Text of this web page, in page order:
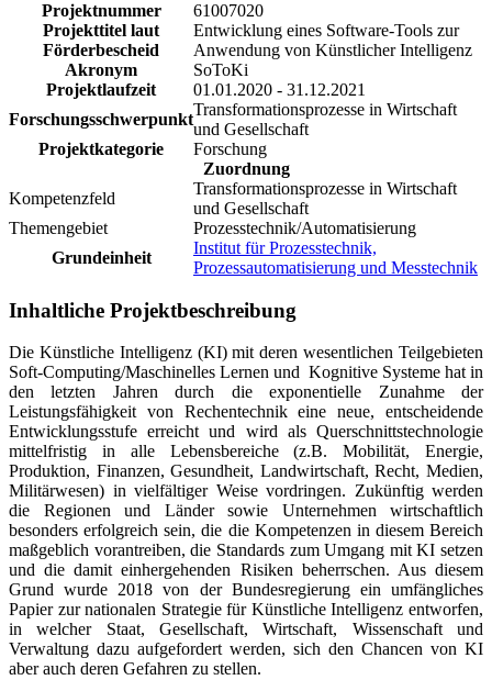
Projektnummer
61007020
Projekttitel laut
Förderbescheid
Entwicklung eines Software-Tools zur
Anwendung von Künstlicher Intelligenz
Akronym
SoToKi
Projektlaufzeit
01.01.2020 - 31.12.2021
Forschungsschwerpunkt
Transformationsprozesse in Wirtschaft
und Gesellschaft
Projektkategorie
Forschung
Zuordnung
Kompetenzfeld
Transformationsprozesse in Wirtschaft
und Gesellschaft
Themengebiet
Prozesstechnik/Automatisierung
Grundeinheit
Institut für Prozesstechnik,
Prozessautomatisierung und Messtechnik
Inhaltliche Projektbeschreibung
Die Künstliche Intelligenz (KI) mit deren wesentlichen Teilgebieten
Soft-Computing/Maschinelles Lernen und Kognitive Systeme hat in
den letzten Jahren durch die exponentielle Zunahme der
Leistungsfähigkeit von Rechentechnik eine neue, entscheidende
Entwicklungsstufe erreicht und wird als Querschnittstechnologie
mittelfristig in alle Lebensbereiche (z.B. Mobilität, Energie,
Produktion, Finanzen, Gesundheit, Landwirtschaft, Recht, Medien,
Militärwesen) in vielfältiger Weise vordringen. Zukünftig werden
die Regionen und Länder sowie Unternehmen wirtschaftlich
besonders erfolgreich sein, die die Kompetenzen in diesem Bereich
maßgeblich vorantreiben, die Standards zum Umgang mit KI setzen
und die damit einhergehenden Risiken beherrschen. Aus diesem
Grund wurde 2018 von der Bundesregierung ein umfängliches
Papier zur nationalen Strategie für Künstliche Intelligenz entworfen,
in welcher Staat, Gesellschaft, Wirtschaft, Wissenschaft und
Verwaltung dazu aufgefordert werden, sich den Chancen von KI
aber auch deren Gefahren zu stellen.